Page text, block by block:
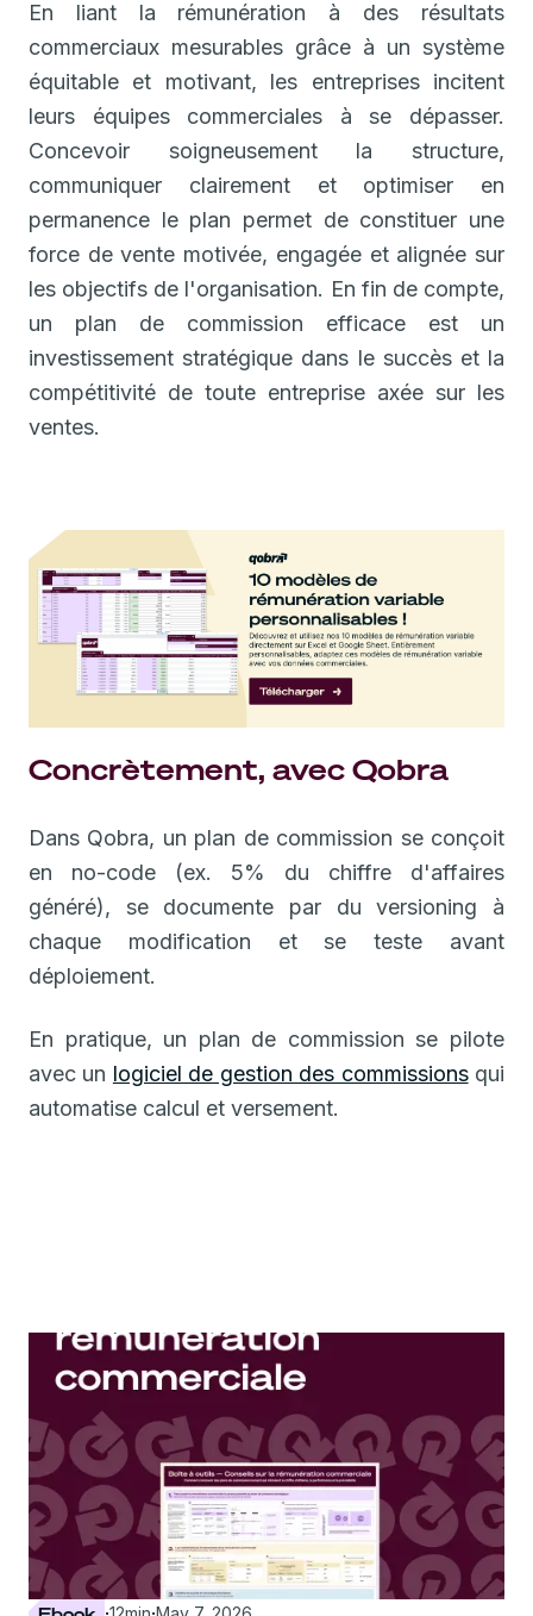
En liant la rémunération à des résultats
commerciaux mesurables grâce à un système
équitable et motivant, les entreprises incitent
leurs équipes commerciales à se dépasser.
Concevoir soigneusement la structure,
communiquer clairement et optimiser en
permanence le plan permet de constituer une
force de vente motivée, engagée et alignée sur
les objectifs de l'organisation. En fin de compte,
un plan de commission efficace est un
investissement stratégique dans le succès et la
compétitivité de toute entreprise axée sur les
ventes.
Concrètement, avec Qobra
Dans Qobra, un plan de commission se conçoit
en no-code (ex. 5% du chiffre d'affaires
généré), se documente par du versioning à
chaque modification et se teste avant
déploiement.
En pratique, un plan de commission se pilote
avec un logiciel de gestion des commissionsqui
automatise calcul et versement.